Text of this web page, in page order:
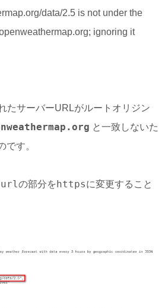
data/2.5 is not under the
ignoring it
たサーバーURLがルートオリジン
と一致しないた
です。
の部分をhttpsに変更すること